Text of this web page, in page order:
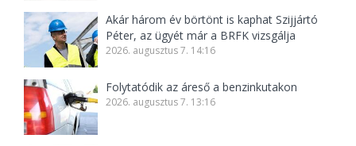
Akár három év börtönt is kaphat Szijjártó
Péter, az ügyét már a BRFK vizsgálja
2026. augusztus 7. 14:16
Folytatódik az áreső a benzinkutakon
2026. augusztus 7. 13:16